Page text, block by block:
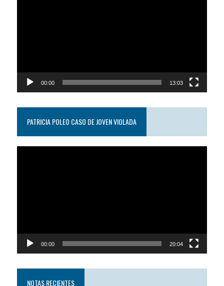
00:00 13:03
PATRICIA POLEO CASO DE JOVEN VIOLADA
00:00 20:04
NOTAS RECIENTES